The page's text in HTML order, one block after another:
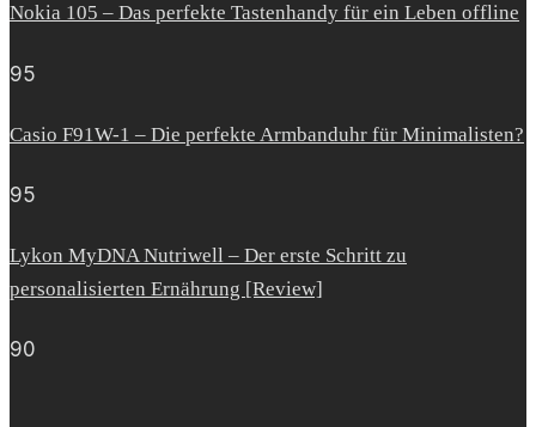
Nokia 105 – Das perfekte Tastenhandy für ein Leben offline
95
Casio F91W-1 – Die perfekte Armbanduhr für Minimalisten?
95
Lykon MyDNA Nutriwell – Der erste Schritt zu
personalisierten Ernährung [Review]
90